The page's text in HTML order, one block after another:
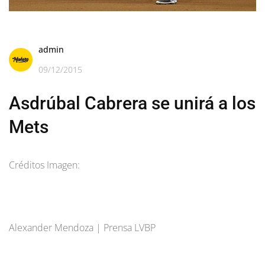
admin
09/12/2015
Asdrúbal Cabrera se unirá a los
Mets
Créditos Imagen:
Alexander Mendoza | Prensa LVBP